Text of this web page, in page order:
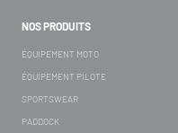
NOS PRODUITS
ÉQUIPEMENT MOTO
ÉQUIPEMENT PILOTE
SPORTSWEAR
PADDOCK